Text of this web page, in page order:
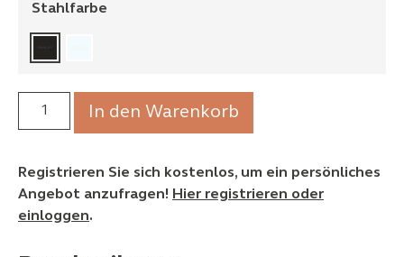
Stahlfarbe
In den Warenkorb
Registrieren Sie sich kostenlos, um ein persönliches
Angebot anzufragen! Hier registrieren oder
einloggen.